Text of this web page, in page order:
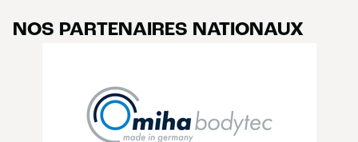
NOS PARTENAIRES NATIONAUX